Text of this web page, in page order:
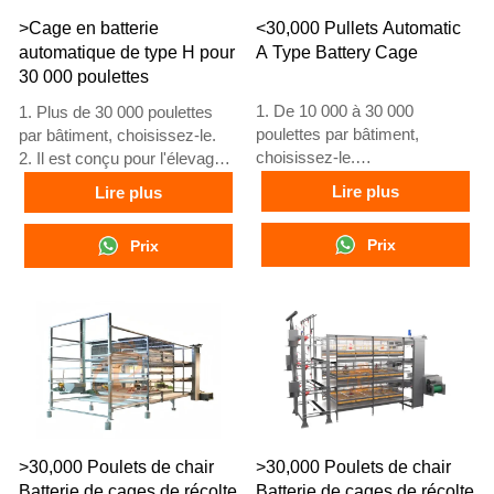
>Cage en batterie
automatique de type H pour
30 000 poulettes
1. Plus de 30 000 poulettes
par bâtiment, choisissez-le.
2. Il est conçu pour l'élevage
1 jour jusqu'à 12 à 16
semaines, âge auquel les
poules commencent à pondre.
3. Sa durée de vie est de plus
4. Sa structure comprend une
fusion intelligente artificielle
Vcloud, un armoire électrique
de contrôle, des équipements
automatiques pour
l'abreuvement, l'alimentation,
le nettoyage du fumier et la
récolte manuelle.
Lire plus
Prix
<30,000 Pullets Automatic
A Type Battery Cage
1. De 10 000 à 30 000
poulettes par bâtiment,
choisissez-le.
de poulettes âgées de plus de
1 jour jusqu'à 12 à 16
semaines, âge auquel les
poules commencent à pondre.
de 25 ans.
4. Sa structure comprend une
fusion intelligente artificielle
Vcloud, un armoire électrique
de contrôle, des équipements
automatiques pour
l'abreuvement, l'alimentation,
le nettoyage du fumier et la
Lire plus
Prix
>30,000 Poulets de chair
>30,000 Poulets de chair